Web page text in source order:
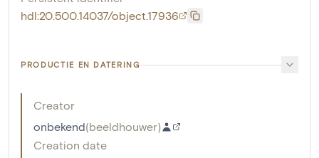
hdl:20.500.14037/object.17936
PRODUCTIE EN DATERING
Creator
onbekend(beeldhouwer)
Creation date